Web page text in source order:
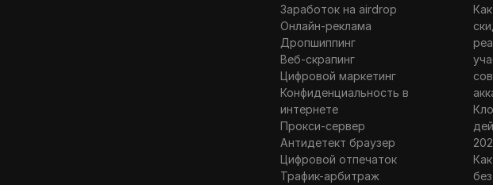
Заработок на airdrop
Онлайн-реклама
Дропшиппинг
Веб-скрапинг
Цифровой маркетинг
Конфиденциальность в
интернете
Прокси-сервер
Антидетект браузер
Цифровой отпечаток
Трафик-арбитраж